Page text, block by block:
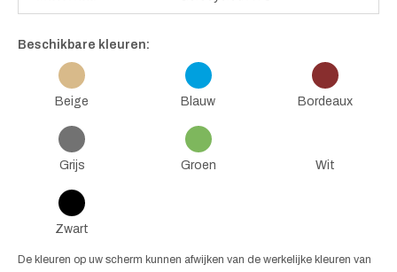
Beschikbare kleuren:
Beige Blauw Bordeaux
Grijs Groen Wit
Zwart
De kleuren op uw scherm kunnen afwijken van de werkelijke kleuren van